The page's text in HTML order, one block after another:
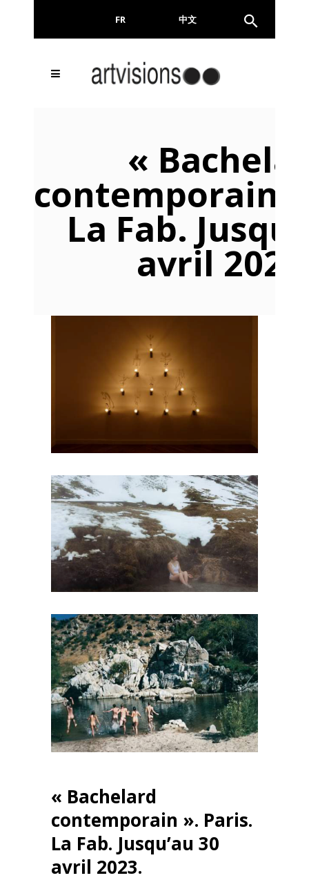
FR 中文
«
contemporain
La Fab.
avril
« Bachelard
contemporain ». Paris.
La Fab. Jusqu’au 30
avril 2023.
Inscrivez-vous à notre
En continuant, vous acceptez de nous communiquer
votre adresse email pour l’envoi de la Newsletter. En
aucun cas elle ne sera transmise à un tiers.